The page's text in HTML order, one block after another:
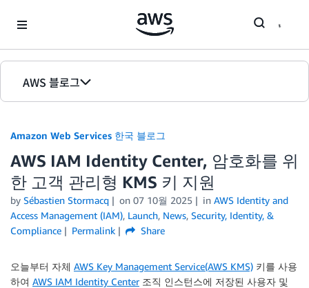
AWS 블로그
홈
에디션
Amazon Web Services 한국 블로그
AWS IAM Identity Center, 암호화를 위
한 고객 관리형 KMS 키 지원
by Sébastien Stormacq on 07 10월 2025 in AWS Identity and
Access Management (IAM), Launch, News, Security, Identity, &
Compliance
Permalink Share
오늘부터 자체 AWS Key Management Service(AWS KMS) 키를 사용
하여 AWS IAM Identity Center조직 인스턴스에 저장된 사용자 및